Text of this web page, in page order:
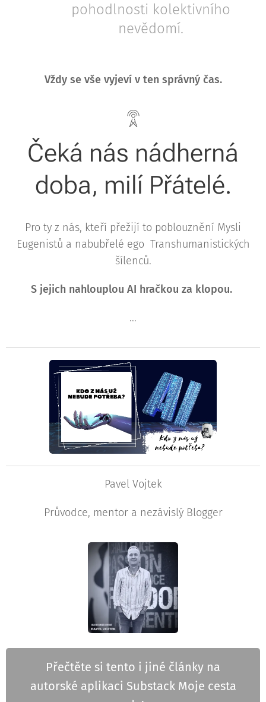
pohodlnosti kolektivního
nevědomí.
Vždy se vše vyjeví v ten správný čas.
Čeká nás nádherná
doba, milí Přátelé.
Pro ty z nás, kteří přežijí to poblouznění Mysli
Eugenistů a nabubřelé ego Transhumanistických
šílenců.
S jejich nahlouplou AI hračkou za klopou.
...
Pavel Vojtek
Průvodce, mentor a nezávislý Blogger
Přečtěte si tento i jiné články na
autorské aplikaci Substack Moje cesta